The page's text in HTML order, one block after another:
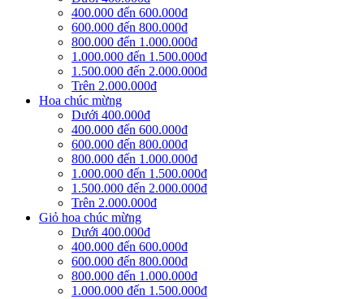
400.000 đến 600.000đ
600.000 đến 800.000đ
800.000 đến 1.000.000đ
1.000.000 đến 1.500.000đ
1.500.000 đến 2.000.000đ
Trên 2.000.000đ
Hoa chúc mừng
Dưới 400.000đ
400.000 đến 600.000đ
600.000 đến 800.000đ
800.000 đến 1.000.000đ
1.000.000 đến 1.500.000đ
1.500.000 đến 2.000.000đ
Trên 2.000.000đ
Giỏ hoa chúc mừng
Dưới 400.000đ
400.000 đến 600.000đ
600.000 đến 800.000đ
800.000 đến 1.000.000đ
1.000.000 đến 1.500.000đ